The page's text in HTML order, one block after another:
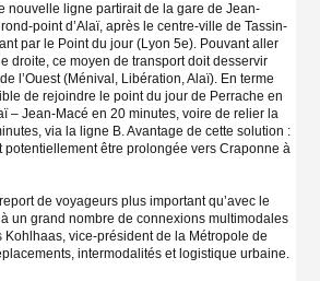
nouvelle ligne partirait de la gare de Jean-
point d’Alaï, après le centre-ville de Tassin-
par le Point du jour (Lyon 5e). Pouvant aller
droite, ce moyen de transport doit desservir
l’Ouest (Ménival, Libération, Alaï). En terme
de rejoindre le point du jour de Perrache en
– Jean-Macé en 20 minutes, voire de relier la
via la ligne B. Avantage de cette solution :
potentiellement être prolongée vers Craponne à
de voyageurs plus important qu’avec le
un grand nombre de connexions multimodales
vice-président de la Métropole de
intermodalités et logistique urbaine.